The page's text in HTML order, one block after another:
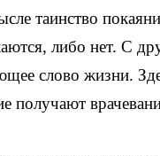
таинство
либо нет. С
слово жизни.
получают